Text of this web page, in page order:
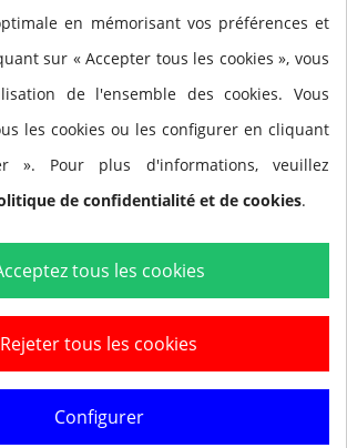
Cinturón FINIS Tech Toc
en mémorisant vos préférences et
sur « Accepter tous les cookies », vous
de l'ensemble des cookies. Vous
les cookies ou les configurer en cliquant
». Pour plus d'informations, veuillez
de confidentialité et de cookies.
tous les cookies
Rejeter tous les cookies
Configurer